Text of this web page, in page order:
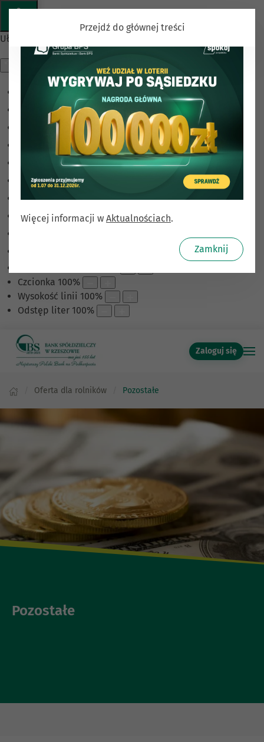
Ułatwienia dostępu
Monochromatyczny
Ciemny kontrast
Jasny kontrast
Niskie nasycenie
Wysokie nasycenie
Zaznacz linki
Zaznacz nagłówki
Czcionka 100%
Wysokość linii 100%
Odstęp liter 100%
Przejdź do głównej treści
Zaloguj się
Oferta dla rolników Pozostałe
Pozostałe
Więcej informacji w Aktualnościach.
Zamknij